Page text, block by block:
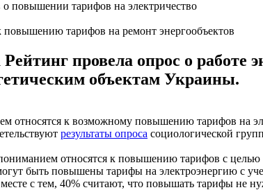
тарифов на ремонт энергообъектов
провела опрос о
объектам Украины.
относятся к возможному повышению тарифов на
результаты опроса социологической
относятся к повышению тарифов с
быть повышены тарифы на электроэнергию с
с тем, 40% считают, что повышать тарифы